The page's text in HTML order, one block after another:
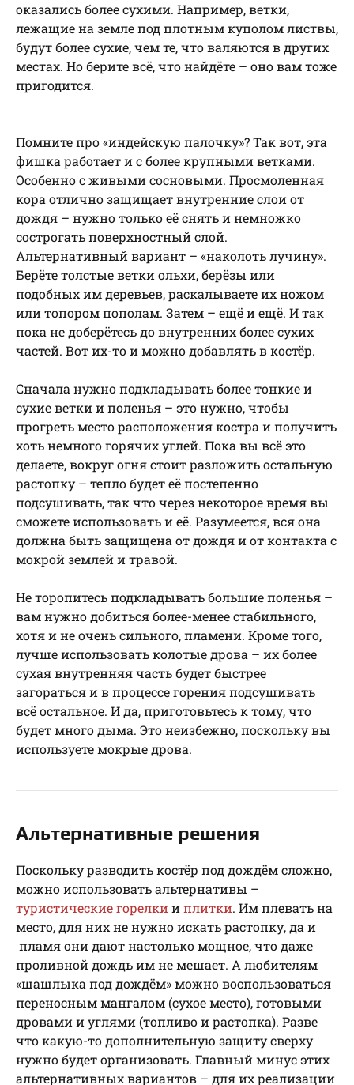
оказались более сухими. Например, ветки,
лежащие на земле под плотным куполом листвы,
будут более сухие, чем те, что валяются в других
местах. Но берите всё, что найдёте – оно вам тоже
пригодится.
Помните про «индейскую палочку»? Так вот, эта
фишка работает и с более крупными ветками.
Особенно с живыми сосновыми. Просмоленная
кора отлично защищает внутренние слои от
дождя – нужно только её снять и немножко
сострогать поверхностный слой.
Альтернативный вариант – «наколоть лучину».
Берёте толстые ветки ольхи, берёзы или
подобных им деревьев, раскалываете их ножом
или топором пополам. Затем – ещё и ещё. И так
пока не доберётесь до внутренних более сухих
частей. Вот их-то и можно добавлять в костёр.
Сначала нужно подкладывать более тонкие и
сухие ветки и поленья – это нужно, чтобы
прогреть место расположения костра и получить
хоть немного горячих углей. Пока вы всё это
делаете, вокруг огня стоит разложить остальную
растопку – тепло будет её постепенно
подсушивать, так что через некоторое время вы
сможете использовать и её. Разумеется, вся она
должна быть защищена от дождя и от контакта с
мокрой землей и травой.
Не торопитесь подкладывать большие поленья –
вам нужно добиться более-менее стабильного,
хотя и не очень сильного, пламени. Кроме того,
лучше использовать колотые дрова – их более
сухая внутренняя часть будет быстрее
загораться и в процессе горения подсушивать
всё остальное. И да, приготовьтесь к тому, что
будет много дыма. Это неизбежно, поскольку вы
используете мокрые дрова.
Альтернативные решения
Поскольку разводить костёр под дождём сложно,
можно использовать альтернативы –
туристические горелки и плитки. Им плевать на
место, для них не нужно искать растопку, да и
пламя они дают настолько мощное, что даже
проливной дождь им не мешает. А любителям
«шашлыка под дождём» можно воспользоваться
переносным мангалом (сухое место), готовыми
дровами и углями (топливо и растопка). Разве
что какую-то дополнительную защиту сверху
нужно будет организовать. Главный минус этих
альтернативных вариантов – для их реализации